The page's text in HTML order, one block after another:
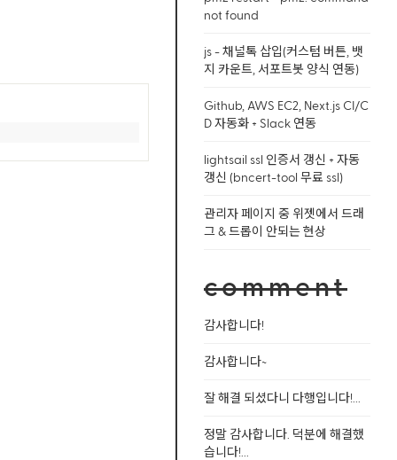
not found
js - 채널톡 삽입(커스텀 버튼, 뱃
지 카운트, 서포트봇 양식 연동)
Github, AWS EC2, Next.js CI/C
D 자동화 + Slack 연동
lightsail ssl 인증서 갱신 + 자동
갱신 (bncert-tool 무료 ssl)
관리자 페이지 중 위젯에서 드래
그 & 드롭이 안되는 현상
comment
감사합니다!
감사합니다~
잘 해결 되셨다니 다행입니다!...
정말 감사합니다. 덕분에 해결했
습니다!...